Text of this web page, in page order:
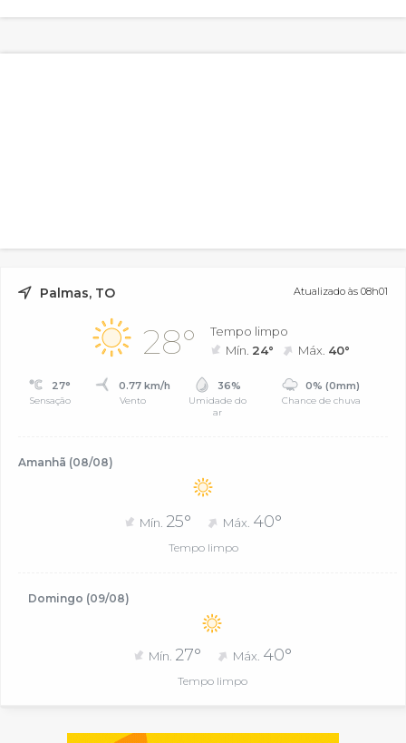
Palmas, TO Atualizado às 08h01
28°
Tempo limpo
Mín. 24° Máx. 40°
27°
Sensação
0.77 km/h
Vento
36%
Umidade do
ar
0% (0mm)
Chance de chuva
Amanhã (08/08)
Mín. 25° Máx. 40°
Tempo limpo
Domingo (09/08)
Mín. 27° Máx. 40°
Tempo limpo